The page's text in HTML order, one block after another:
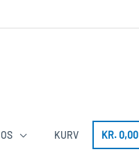
KURV KR.0,00